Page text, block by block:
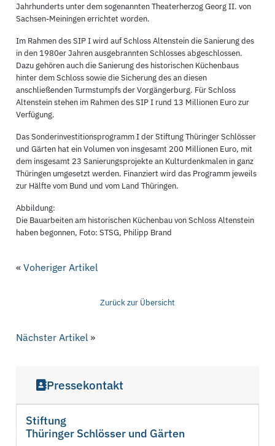
Jahrhunderts unter dem sogenannten Theaterherzog Georg II. von
Sachsen-Meiningen errichtet worden.
Im Rahmen des SIP I wird auf Schloss Altenstein die Sanierung des
in den 1980er Jahren ausgebrannten Schlosses abgeschlossen.
Dazu gehören auch die Sanierung des historischen Küchenbaus
hinter dem Schloss sowie die Sicherung des an diesen
anschließenden Turmstumpfs der Vorgängerburg. Für Schloss
Altenstein stehen im Rahmen des SIP I rund 13 Millionen Euro zur
Verfügung.
Das Sonderinvestitionsprogramm I der Stiftung Thüringer Schlösser
und Gärten hat ein Volumen von insgesamt 200 Millionen Euro, mit
dem insgesamt 23 Sanierungsprojekte an Kulturdenkmalen in ganz
Thüringen umgesetzt werden. Finanziert wird das Programm jeweils
zur Hälfte vom Bund und vom Land Thüringen.
Abbildung:
Die Bauarbeiten am historischen Küchenbau von Schloss Altenstein
haben begonnen, Foto: STSG, Philipp Brand
«Voheriger Artikel
Zurück zur Übersicht
Nächster Artikel »
Pressekontakt
Stiftung
Thüringer Schlösser und Gärten